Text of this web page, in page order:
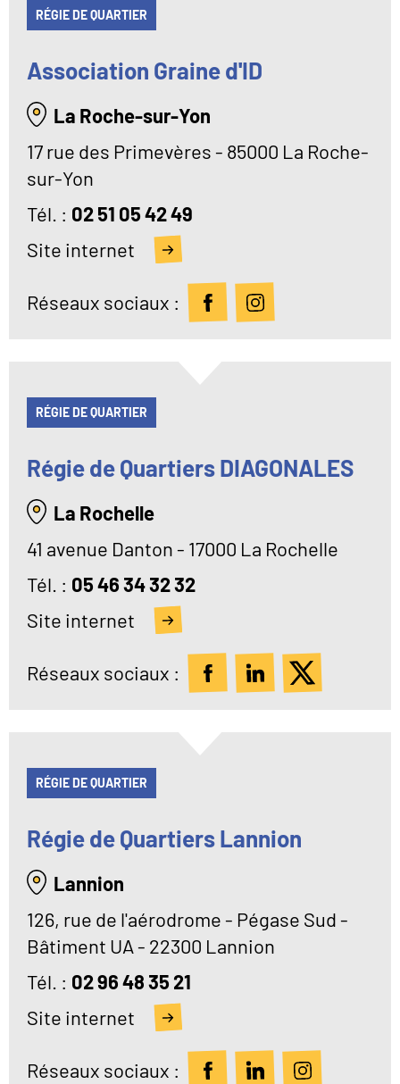
RÉGIE DE QUARTIER
Association Graine d'ID
La Roche-sur-Yon
17 rue des Primevères - 85000 La Roche-
sur-Yon
Tél
02 51 05 42 49
Site internet
Réseaux sociaux :
RÉGIE DE QUARTIER
Régie de Quartiers DIAGONALES
La Rochelle
41 avenue Danton - 17000 La Rochelle
Tél
05 46 34 32 32
Site internet
Réseaux sociaux :
RÉGIE DE QUARTIER
Régie de Quartiers Lannion
Lannion
126, rue de l'aérodrome - Pégase Sud -
Bâtiment UA - 22300 Lannion
Tél
02 96 48 35 21
Site internet
Réseaux sociaux :